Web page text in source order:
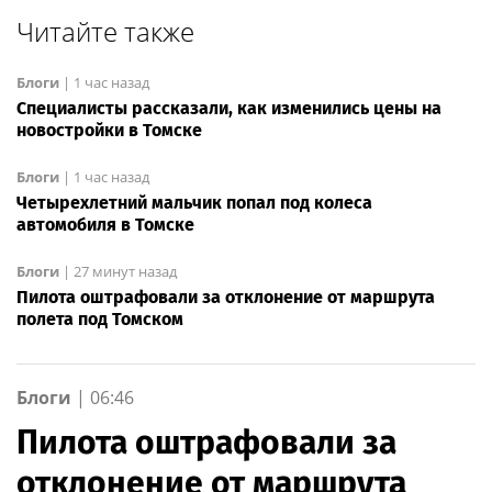
Читайте также
Блоги | 1 час назад
Специалисты рассказали, как изменились цены на
новостройки в Томске
Блоги | 1 час назад
Четырехлетний мальчик попал под колеса
автомобиля в Томске
Блоги | 27 минут назад
Пилота оштрафовали за отклонение от маршрута
полета под Томском
Блоги | 06:46
Пилота оштрафовали за
отклонение от маршрута